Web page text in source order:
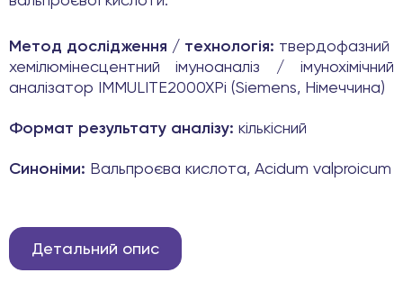
Метод дослідження / технологія: твердофазний
хемілюмінесцентний імуноаналіз / імунохімічний
аналізатор IMMULITE2000XPi (Siemens, Німеччина)
Формат результату аналізу: кількісний
Синоніми: Вальпроєва кислота, Acidum valproicum
Детальний опис